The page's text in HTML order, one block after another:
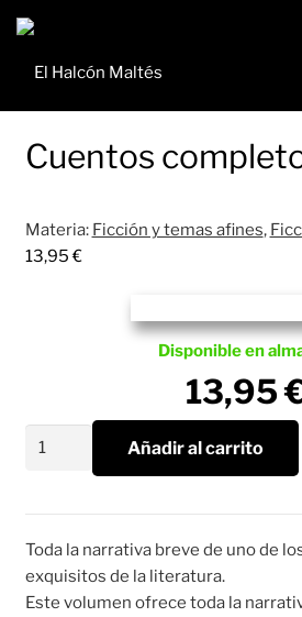
Cuentos
Materia: Ficción y temas afines,
13,95€
Disponible en
13,95
Cuentos
Añadir al carrito
Toda la narrativa breve de uno de
exquisitos de la literatura.
Este volumen ofrece toda la